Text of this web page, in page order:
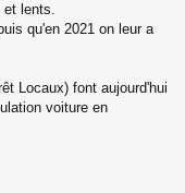
et lents.
qu'en 2021 on leur a
Locaux) font aujourd'hui
voiture en